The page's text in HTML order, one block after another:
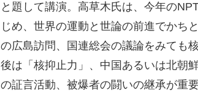
と題して講演。高草木氏は、今年の
じめ、世界の運動と世論の前進でかち
の広島訪問、国連総会の議論をみても
後は「核抑止力」、中国あるいは北朝
の証言活動、被爆者の闘いの継承が重